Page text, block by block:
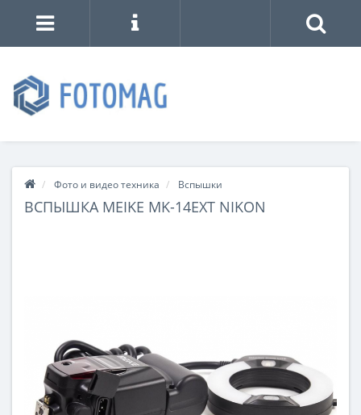
Фото и видео техника Вспышки
ВСПЫШКА MEIKE MK-14EXT NIKON